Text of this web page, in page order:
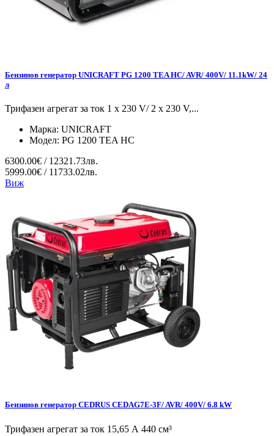
Бензинов генератор UNICRAFT PG 1200 TEA HC/ AVR/ 400V/ 11.1kW/ 24
л
Трифазен агрегат за ток 1 x 230 V/ 2 x 230 V,...
Марка: UNICRAFT
Модел: PG 1200 TEA HC
6300.00€ / 12321.73лв.
5999.00€ / 11733.02лв.
Виж
Бензинов генератор CEDRUS CEDAG7E-3F/ AVR/ 400V/ 6.8 kW
Трифазен агрегат за ток 15,65 А 440 см³